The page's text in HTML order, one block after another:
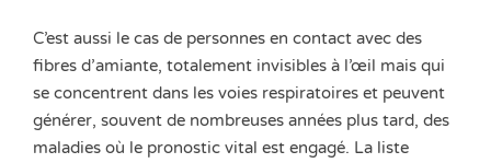
C’est aussi le cas de personnes en contact avec des
fibres d’amiante, totalement invisibles à l’œil mais qui
se concentrent dans les voies respiratoires et peuvent
générer, souvent de nombreuses années plus tard, des
maladies où le pronostic vital est engagé. La liste